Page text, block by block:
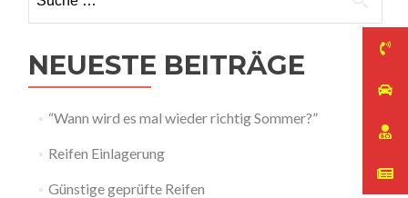
nach:
NEUESTE BEITRÄGE
“Wann wird es mal wieder richtig Sommer?”
Reifen Einlagerung
Günstige geprüfte Reifen